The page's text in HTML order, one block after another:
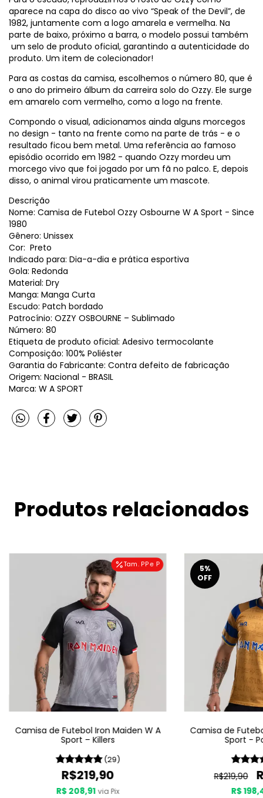
aparece na capa do disco ao vivo “Speak of the Devil”, de
1982, juntamente com a logo amarela e vermelha. Na
parte de baixo, próximo a barra, o modelo possui também
um selo de produto oficial, garantindo a autenticidade do
produto. Um item de colecionador!
Para as costas da camisa, escolhemos o número 80, que é
o ano do primeiro álbum da carreira solo do Ozzy. Ele surge
em amarelo com vermelho, como a logo na frente.
Compondo o visual, adicionamos ainda alguns morcegos
no design - tanto na frente como na parte de trás - e o
resultado ficou bem metal. Uma referência ao famoso
episódio ocorrido em 1982 - quando Ozzy mordeu um
morcego vivo que foi jogado por um fã no palco. E, depois
disso, o animal virou praticamente um mascote.
Descrição
Nome: Camisa de Futebol Ozzy Osbourne W A Sport - Since
1980
Gênero: Unissex
Cor: Preto
Indicado para: Dia-a-dia e prática esportiva
Gola: Redonda
Material: Dry
Manga: Manga Curta
Escudo: Patch bordado
Patrocínio: OZZY OSBOURNE – Sublimado
Número: 80
Etiqueta de produto oficial: Adesivo termocolante
Composição: 100% Poliéster
Garantia do Fabricante: Contra defeito de fabricação
Origem: Nacional - BRASIL
Marca: W A SPORT
Produtos relacionados
Tam. PP e P
Camisa de Futebol Iron Maiden W A
Sport – Killers
(29)
R$219,90
R$ 208,91 via Pix
5%
OFF
Camisa de
Sport -
R$219,90
R$